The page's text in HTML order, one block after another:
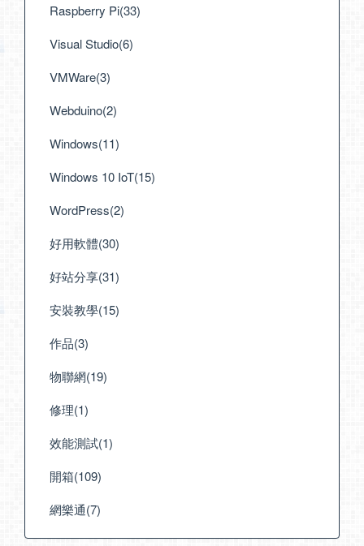
Raspberry Pi(33)
Visual Studio(6)
VMWare(3)
Webduino(2)
Windows(11)
Windows 10 IoT(15)
WordPress(2)
好用軟體(30)
好站分享(31)
安裝教學(15)
作品(3)
物聯網(19)
修理(1)
效能測試(1)
開箱(109)
網樂通(7)